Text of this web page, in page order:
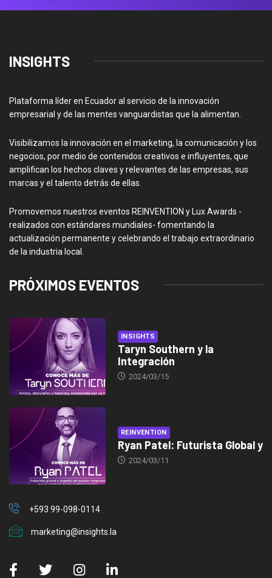
INSIGHTS
Plataforma líder en Ecuador al servicio de la innovación
empresarial y de las mentes vanguardistas que la alimentan.
Visibilizamos la innovación en el marketing, la comunicación y los
negocios, por medio de contenidos creativos e influyentes, que
amplifican los hechos claves y relevantes de las empresas, sus
marcas y el talento detrás de ellas.
Promovemos nuestros eventos REINVENTION y Lux Awards -
realizados con estándares mundiales- fomentando la
actualización permanente y celebrando el trabajo extraordinario
de la industria local.
PRÓXIMOS EVENTOS
INSIGHTS
Taryn Southern y la
Integración
2024/03/15
REINVENTION
Ryan Patel: Futurista Global y
2024/03/11
+593 99-098-0114
marketing@insights.la